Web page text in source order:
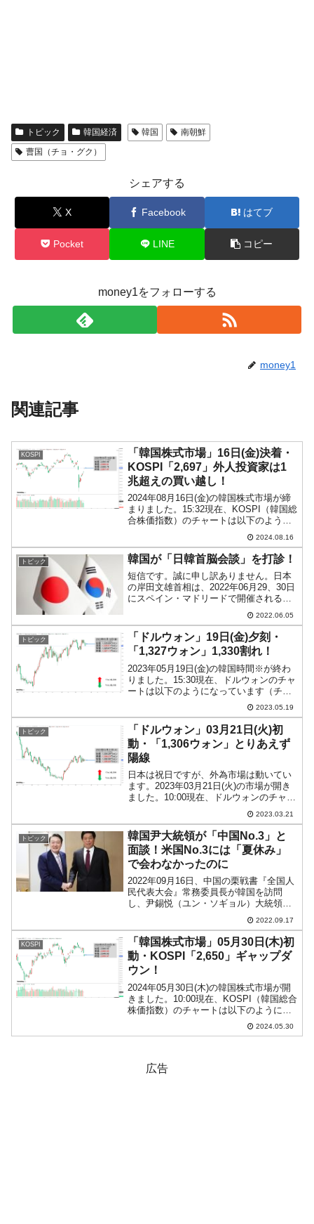
トピック 韓国経済 韓国
南朝鮮
曹国（チョ・グク）
シェアする
X Facebook はてブ
Pocket LINE コピー
money1をフォローする
money1
関連記事
KOSPI
「韓国株式市場」16日(金)決着・
KOSPI「2,697」外人投資家は1
兆超えの買い越し！
2024年08月16日(金)の韓国株式市場が締
まりました。15:32現在、KOSPI（韓国総
合株価指数）のチャートは以下のように
『Investing.com』より引用）。ギャップ
アップして始まったのですが、残念がな
が...
2024.08.16
トピック 韓国が「日韓首脳会談」を打診！
短信です。誠に申し訳ありません。日本
の岸田文雄首相は、2022年06月29、30日
にスペイン・マドリードで開催される
NATO（北大西洋条約機構）首脳会議に
出席する方向で検討に入りました。韓国
では、2022年05月02日に、後に外交部長
官にな...
2022.06.05
トピック
「ドルウォン」19日(金)夕刻・
「1,327ウォン」1,330割れ！
2023年05月19日(金)の韓国時間※が終わ
りました。15:30現在、ドルウォンのチャ
ートは以下のようになっています（チャ
ートは『Investing.com』より引用）。
1,330のラインが割られました。陰線が長
くなっています。現在のとこ...
2023.05.19
トピック
「ドルウォン」03月21日(火)初
動・「1,306ウォン」とりあえず
陽線
日本は祝日ですが、外為市場は動いてい
ます。2023年03月21日(火)の市場が開き
ました。10:00現在、ドルウォンのチャー
トは以下のようになっています（チャー
トは『Investing.com』より引用）。前日
は結局陰線で締まり、本日はそれ...
2023.03.21
トピック
韓国尹大統領が「中国No.3」と
面談！米国No.3には「夏休み」
で会わなかったのに
2022年09月16日、中国の栗戦書『全国人
民代表大会』常務委員長が韓国を訪問
し、尹錫悦（ユン・ソギョル）大統領と
会談を行いました。↑さすが中国の超大
物・栗戦書委員長。失礼ながら尹大統領
の方が小物に見えます。栗戦書常務委員
長はチャイナセブン...
2022.09.17
KOSPI
「韓国株式市場」05月30日(木)初
動・KOSPI「2,650」ギャップダ
ウン！
2024年05月30日(木)の韓国株式市場が開
きました。10:00現在、KOSPI（韓国総合
株価指数）のチャートは以下のようにな
『Investing.com』より引用）。下がるん
2024.05.30
広告